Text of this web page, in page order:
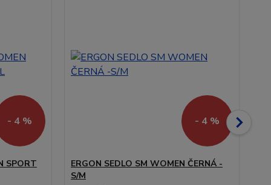
- 4 %
SPORT
- 4 %
ERGON SEDLO SM WOMEN ČERNÁ -
S/M